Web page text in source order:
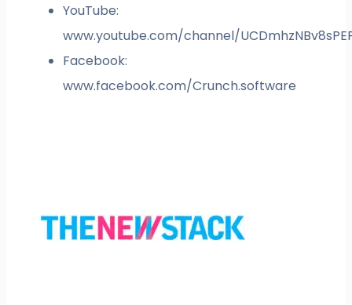
YouTube:
www.youtube.com/channel/
Facebook:
www.facebook.com/Crunch.software